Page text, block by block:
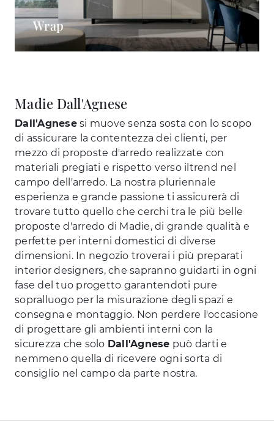
Wrap
Madie Dall'Agnese
Dall'Agnesesi muove senza sosta con lo scopo
di assicurare la contentezza dei clienti, per
mezzo di proposte d'arredo realizzate con
materiali pregiati e rispetto verso iltrend nel
campo dell'arredo. La nostra pluriennale
esperienza e grande passione ti assicurerà di
trovare tutto quello che cerchi tra le più belle
proposte d'arredo di Madie, di grande qualità e
perfette per interni domestici di diverse
dimensioni. In negozio troverai i più preparati
interior designers, che sapranno guidarti in ogni
fase del tuo progetto garantendoti pure
sopralluogo per la misurazione degli spazi e
consegna e montaggio. Non perdere l'occasione
di progettare gli ambienti interni con la
sicurezza che solo Dall'Agnese può darti e
nemmeno quella di ricevere ogni sorta di
consiglio nel campo da parte nostra.